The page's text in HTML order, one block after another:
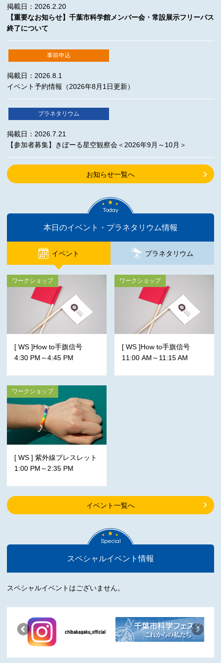
掲載日：2026.2.20
【重要なお知らせ】千葉市科学館メンバー会・常設展示フリーパス
終了について
事前申込
掲載日：2026.8.1
イベント予約情報（2026年8月1日更新）
プラネタリウム
掲載日：2026.7.21
【参加者募集】きぼーる星空観察会＜2026年9月～10月＞
お知らせ一覧へ
Today
本日のイベント・プラネタリウム情報
イベント プラネタリウム
ワークショップ
[ WS ]How to手旗信号
4:30 PM～4:45 PM
ワークショップ
[ WS ]How to手旗信号
11:00 AM～11:15 AM
ワークショップ
[ WS ] 紫外線ブレスレット
1:00 PM～2:35 PM
イベント一覧へ
Special
スペシャルイベント情報
スペシャルイベントはございません。